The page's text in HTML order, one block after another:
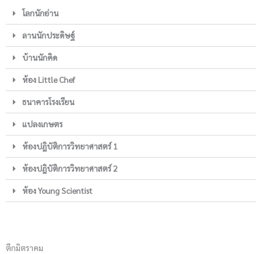
โลกนักอ่าน
ลานนักประดิษฐ์
บ้านนักคิด
ห้อง Little Chef
ธนาคารโรงเรียน
แปลงเกษตร
ห้องปฎิบัติการวิทยาศาสตร์ 1
ห้องปฎิบัติการวิทยาศาสตร์ 2
ห้อง Young Scientist
ตึกมิตราคม